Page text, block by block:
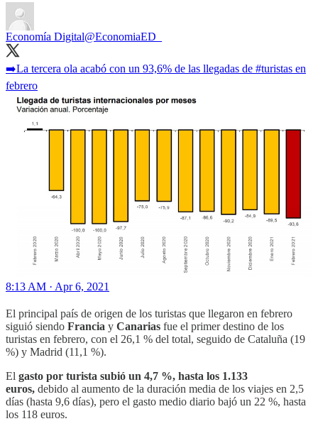
Economía Digital@EconomiaED_
➡️La tercera ola acabó con un 93,6% de las llegadas de #turistas en
febrero
8:13 AM · Apr 6, 2021
El principal país de origen de los turistas que llegaron en febrero
siguió siendo Francia y Canarias fue el primer destino de los
turistas en febrero, con el 26,1 % del total, seguido de Cataluña (19
%) y Madrid (11,1 %).
El gasto por turista subió un 4,7 %, hasta los 1.133
euros, debido al aumento de la duración media de los viajes en 2,5
días (hasta 9,6 días), pero el gasto medio diario bajó un 22 %, hasta
los 118 euros.